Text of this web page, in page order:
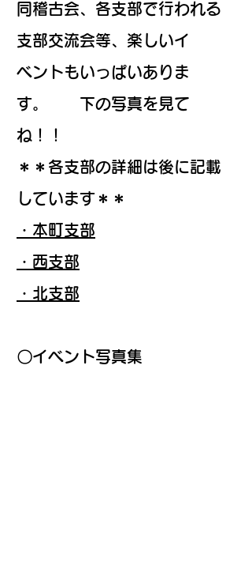
同稽古会、各支部で行われる
支部交流会等、楽しいイ
ベントもいっぱいありま
す。 下の写真を見て
ね！！
＊＊各支部の詳細は後に記載
しています＊＊
・本町支部
・西支部
・北支部
〇イベント写真集